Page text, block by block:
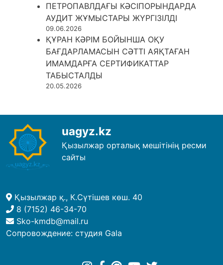
ПЕТРОПАВЛДАҒЫ КӘСІПОРЫНДАРДА
АУДИТ ЖҰМЫСТАРЫ ЖҮРГІЗІЛДІ
09.06.2026
ҚҰРАН КӘРІМ БОЙЫНША ОҚУ
БАҒДАРЛАМАСЫН СӘТТІ АЯҚТАҒАН
ИМАМДАРҒА СЕРТИФИКАТТАР
ТАБЫСТАЛДЫ
20.05.2026
uagyz.kz
Қызылжар орталық мешітінің ресми
сайты
Қызылжар қ., К.Сүтішев көш. 40
8 (7152) 46-34-70
Sko-kmdb@mail.ru
Сопровождение: студия Gala